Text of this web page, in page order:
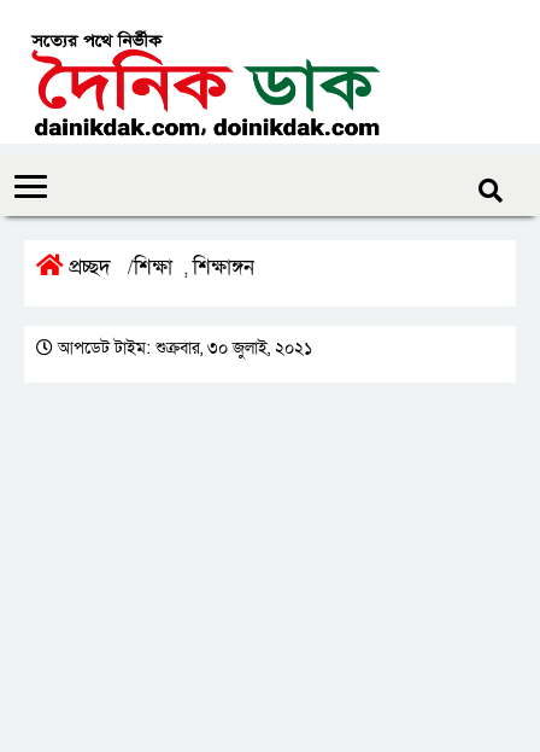
প্রচ্ছদ /শিক্ষা ,শিক্ষাঙ্গন
আপডেট টাইম: শুক্রবার, ৩০ জুলাই, ২০২১